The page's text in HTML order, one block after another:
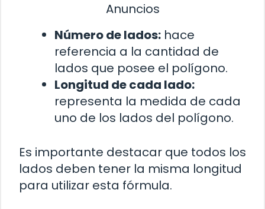
Anuncios
Número de lados: hace
referencia a la cantidad de
lados que posee el polígono.
Longitud de cada lado:
representa la medida de cada
uno de los lados del polígono.
Es importante destacar que todos los
lados deben tener la misma longitud
para utilizar esta fórmula.